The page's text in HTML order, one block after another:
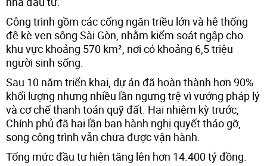
Công trình gồm các cống ngăn triều lớn và hệ thống
đê kè ven sông Sài Gòn, nhằm kiểm soát ngập cho
khu vực khoảng 570 km², nơi có khoảng 6,5 triệu
người sinh sống.
Sau 10 năm triển khai, dự án đã hoàn thành hơn 90%
khối lượng nhưng nhiều lần ngưng trệ vì vướng pháp lý
và cơ chế thanh toán quỹ đất. Hai nhiệm kỳ trước,
Chính phủ đã hai lần ban hành nghị quyết tháo gỡ,
song công trình vẫn chưa được vận hành.
Tổng mức đầu tư hiện tăng lên hơn 14.400 tỷ đồng.